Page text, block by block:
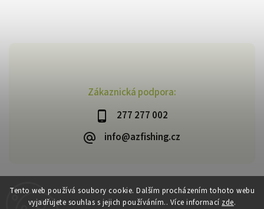
Tento web používá soubory cookie. Dalším procházením tohoto webu
vyjadřujete souhlas s jejich používáním.. Více informací zde.
Zákaznická podpora:
277 277 002
info@azfishing.cz
Copyright 2026AzFishing.cz. Všechna práva vyhrazena.